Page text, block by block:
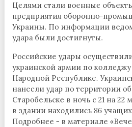
Целями стали военные
предприятия оборонно-
Украины. По информации
удара были достигнуты.
Российские удары
украинской армии по
Народной Республике.
нанесли удар по территории
Старобельске в ночь с 21 на 22
в здании находились 86
Подробнее - в материале